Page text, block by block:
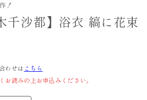
！
千沙都】浴衣 縞に花束
わせは こちら
お読みの上お申込みください。